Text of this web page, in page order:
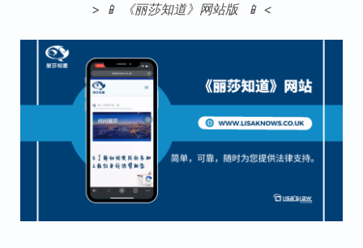
> 📱 《丽莎知道》网站版 📱 <